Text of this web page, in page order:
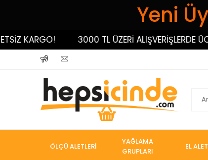
Yeni
KARGO! 3000 TL ÜZERİ ALIŞVERİŞLERDE
ÖLÇÜ ALETLERİ
YAĞLAMA
GRUPLARI
EL